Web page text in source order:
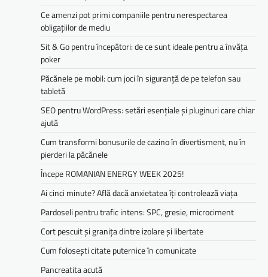
Ce amenzi pot primi companiile pentru nerespectarea
obligațiilor de mediu­­
Sit & Go pentru începători: de ce sunt ideale pentru a învăța
poker
Păcănele pe mobil: cum joci în siguranță de pe telefon sau
tabletă
SEO pentru WordPress: setări esențiale și pluginuri care chiar
ajută
Cum transformi bonusurile de cazino în divertisment, nu în
pierderi la păcănele
Începe ROMANIAN ENERGY WEEK 2025!
Ai cinci minute? Află dacă anxietatea îți controlează viața
Pardoseli pentru trafic intens: SPC, gresie, microciment
Cort pescuit și granița dintre izolare și libertate
Cum folosești citate puternice în comunicate
Pancreatita acută